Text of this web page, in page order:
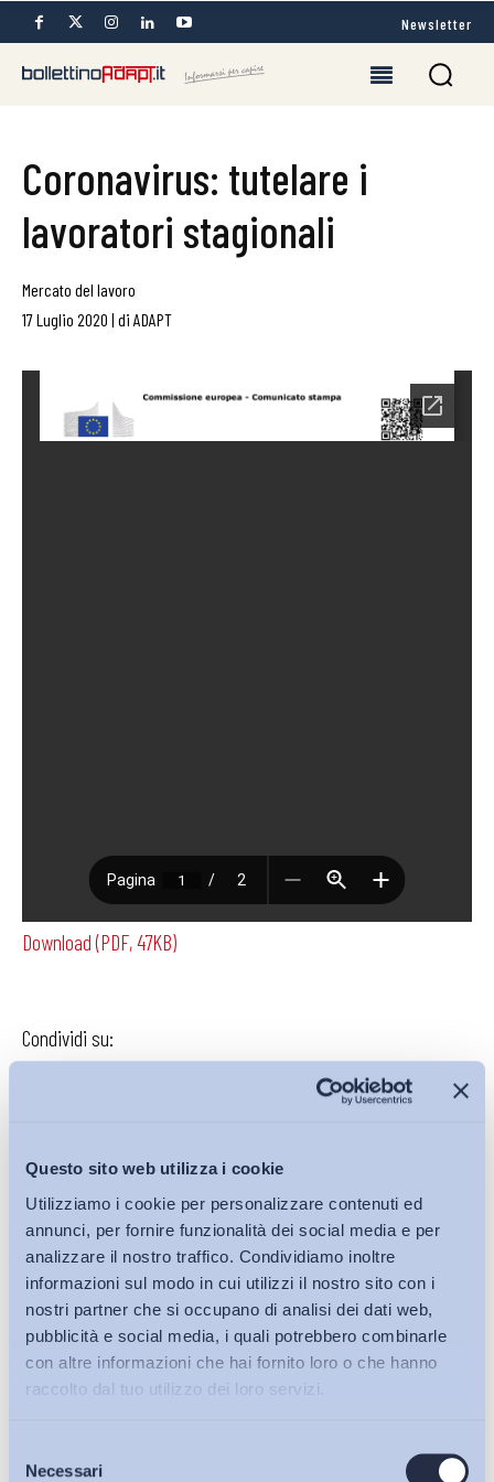
Questo sito web utilizza i cookie
Utilizziamo i cookie per personalizzare contenuti ed
annunci, per fornire funzionalità dei social media e per
analizzare il nostro traffico. Condividiamo inoltre
informazioni sul modo in cui utilizzi il nostro sito con i
nostri partner che si occupano di analisi dei dati web,
pubblicità e social media, i quali potrebbero combinarle
con altre informazioni che hai fornito loro o che hanno
raccolto dal tuo utilizzo dei loro servizi.
delNecessariBollettini ADAPT
Newsletter
Coronavirus: tutelare i
lavoratori stagionali
Mercato del lavoro
17 Luglio 2020 | di ADAPT
Download (PDF, 47KB)
Condividi su:
Iscriviti alla Newsletter